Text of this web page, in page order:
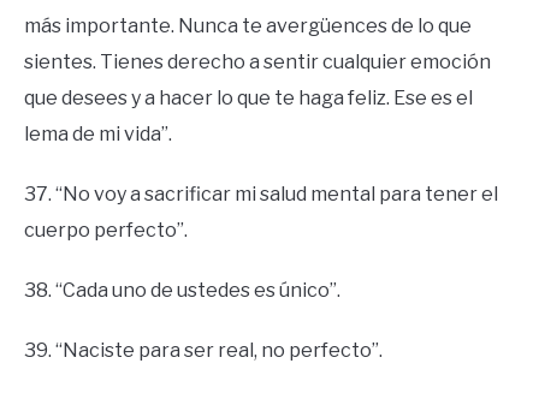
más importante. Nunca te avergüences de lo que
sientes. Tienes derecho a sentir cualquier emoción
que desees y a hacer lo que te haga feliz. Ese es el
lema de mi vida”.
37. “No voy a sacrificar mi salud mental para tener el
cuerpo perfecto”.
38. “Cada uno de ustedes es único”.
39. “Naciste para ser real, no perfecto”.